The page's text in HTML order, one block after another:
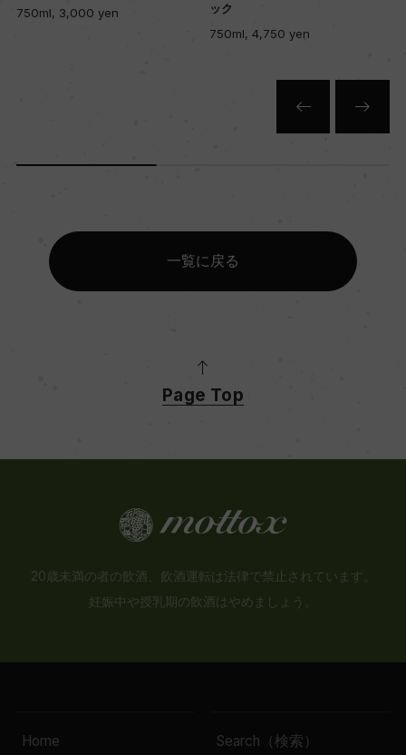
750ml, 3,000 yen
ック
750ml, 4,750 yen
一覧に戻る
Page Top
20歳未満の者の飲酒、飲酒運転は法律で禁止されています。
妊娠中や授乳期の飲酒はやめましょう。
Home
Search（検索）